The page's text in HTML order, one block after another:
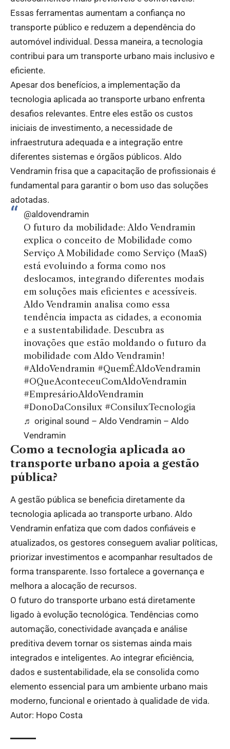
Essas ferramentas aumentam a confiança no
transporte público e reduzem a dependência do
automóvel individual. Dessa maneira, a tecnologia
contribui para um transporte urbano mais inclusivo e
eficiente.
Apesar dos benefícios, a implementação da
tecnologia aplicada ao transporte urbano enfrenta
desafios relevantes. Entre eles estão os custos
iniciais de investimento, a necessidade de
infraestrutura adequada e a integração entre
diferentes sistemas e órgãos públicos. Aldo
Vendramin frisa que a capacitação de profissionais é
fundamental para garantir o bom uso das soluções
adotadas.
@aldovendramin
O futuro da mobilidade: Aldo Vendramin
explica o conceito de Mobilidade como
Serviço A Mobilidade como Serviço (MaaS)
está evoluindo a forma como nos
deslocamos, integrando diferentes modais
em soluções mais eficientes e acessíveis.
Aldo Vendramin analisa como essa
tendência impacta as cidades, a economia
e a sustentabilidade. Descubra as
inovações que estão moldando o futuro da
mobilidade com Aldo Vendramin!
#AldoVendramin #QuemÉAldoVendramin
#OQueAconteceuComAldoVendramin
#EmpresárioAldoVendramin
#DonoDaConsilux #ConsiluxTecnologia
♬ original sound – Aldo Vendramin – Aldo
Vendramin
Como a tecnologia aplicada ao
transporte urbano apoia a gestão
pública?
A gestão pública se beneficia diretamente da
tecnologia aplicada ao transporte urbano. Aldo
Vendramin enfatiza que com dados confiáveis e
atualizados, os gestores conseguem avaliar políticas,
priorizar investimentos e acompanhar resultados de
forma transparente. Isso fortalece a governança e
melhora a alocação de recursos.
O futuro do transporte urbano está diretamente
ligado à evolução tecnológica. Tendências como
automação, conectividade avançada e análise
preditiva devem tornar os sistemas ainda mais
integrados e inteligentes. Ao integrar eficiência,
dados e sustentabilidade, ela se consolida como
elemento essencial para um ambiente urbano mais
moderno, funcional e orientado à qualidade de vida.
Autor: Hopo Costa